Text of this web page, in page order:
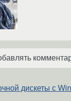
дискеты с